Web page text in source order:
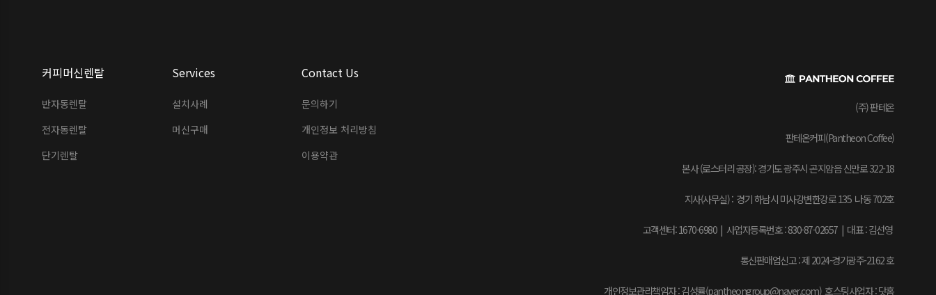
커피머신렌탈
반자동렌탈
전자동렌탈
단기렌탈
Services
설치사례
머신구매
Contact Us
문의하기
개인정보 처리방침
이용약관
(주) 판테온
판테온커피(Pantheon Coffee)
본사 (로스터리 공장): 경기도 광주시 곤지암읍 신만로 322-18
지사(사무실) : 경기 하남시 미사강변한강로 135 나동 702호
고객센터: 1670-6980 | 사업자등록번호 : 830-87-02657 | 대표 : 김선영
통신판매업신고 : 제 2024-경기광주-2162 호
개인정보관리책임자 : 김성률(pantheongroup@naver.com) 호스팅사업자 : 닷홈